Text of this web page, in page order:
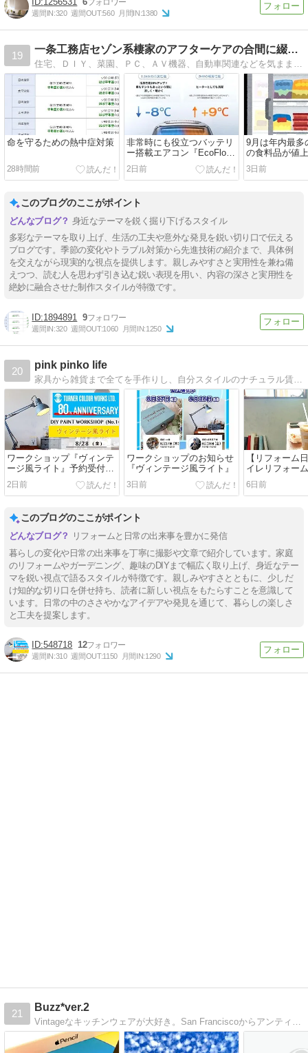
週間IN:320 週間OUT:560 月間IN:1380
19
一条工務店セゾン系棲家のアフターケアの合間に綴るブログ
命を守るための熱中症対策
28時間前
非常時にも役立つバッテリ
ー搭載エアコン『EcoFlow
WAVE 3』
2日前
9月は年内最多
の食料品が値
3日前
このブログのここがポイント
身近なテーマを鋭く掘り下げるスタイル
多彩なテーマを取り上げ、生活の工夫や意外な発見を鋭い切り口で伝える
ブログです。季節の変化やトラブル対策から先進技術の紹介まで、具体例
を交えながら現実的な視点を提供します。親しみやすさと実用性を兼ね備
えつつ、読む人を思わず引き込む鋭い表現を用い、内容の深さと実用性を
絶妙に融合させた制作スタイルが特徴です。
1894891 9
週間IN:320 週間OUT:1060 月間IN:1250
20
pink pinko life
家具から雑貨まで全てを手作りし、自分スタイルのナチュラル賃貸マンションライフを楽しんでいます。
ワークショップ『ヴィンテ
ージ風ライト』予約受付開
2日前
ワークショップのお知らせ
『ヴィンテージ風ライト』
3日前
【リフォーム
イレリフォーム
6日前
このブログのここがポイント
リフォームと日常の出来事を豊かに発信
暮らしの変化や日常の出来事を丁寧に撮影や文章で紹介しています。家庭
のリフォームやガーデニング、趣味のDIYまで幅広く取り上げ、身近なテー
マを鋭い視点で語るスタイルが特徴です。親しみやすさとともに、少しだ
け知的な切り口を併せ持ち、読者に新しい視点をもたらすことを意識して
います。日常の中のささやかなアイデアや発見を通じて、暮らしの楽しさ
と工夫を提案します。
548718 12
週間IN:310 週間OUT:1150 月間IN:1290
21
Buzz*ver.2
Vintageなキッチンウェアが大好き。San Franciscoからアンティーキングレポートをお届けしています